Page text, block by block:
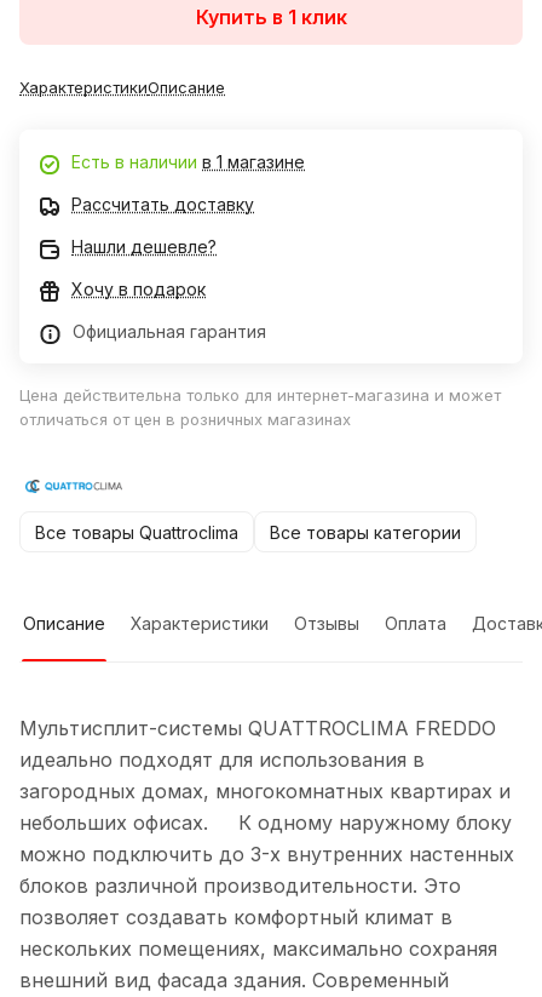
Купить в 1 клик
ХарактеристикиОписание
Есть в наличии в 1 магазине
Рассчитать доставку
Нашли дешевле?
Хочу в подарок
Официальная гарантия
Цена действительна только для интернет-магазина и может
отличаться от цен в розничных магазинах
Все товары Quattroclima Все товары категории
Описание Характеристики Отзывы Оплата
Мультисплит-системы QUATTROCLIMA FREDDO
идеально подходят для использования в
загородных домах, многокомнатных квартирах и
небольших офисах. К одному наружному блоку
можно подключить до 3-х внутренних настенных
блоков различ­ной производительности. Это
позволяет создавать комфортный климат в
нескольких помещениях, максимально сохраняя
внешний вид фасада здания. Современный